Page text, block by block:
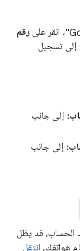
رقم
إلى تسجيل
إلى جانب
إلى جانب
الحساب، قد يظل
انتقِل